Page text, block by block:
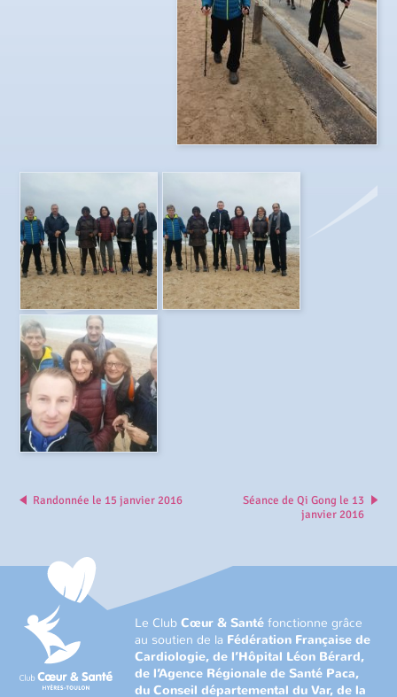
Randonnée le 15 janvier 2016
Séance de Qi Gong le 13
janvier 2016
Le ClubCœur & Santé fonctionne grâce
au soutien de la Fédération Française de
Cardiologie, de l’Hôpital Léon Bérard,
de l’Agence Régionale de Santé Paca,
du Conseil départemental du Var, de la